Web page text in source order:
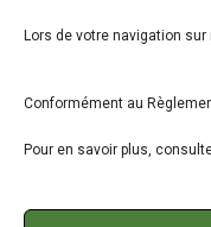
Lors de votre navigation
Conformément au
Pour en savoir plus,